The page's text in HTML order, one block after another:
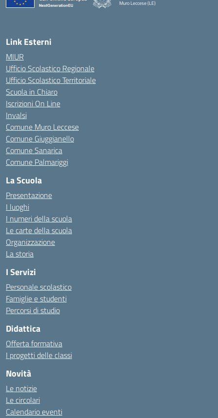
Muro Leccese (LE)
Link Esterni
MIUR
Ufficio Scolastico Regionale
Ufficio Scolastico Territoriale
Scuola in Chiaro
Iscrizioni On Line
Invalsi
Comune Muro Leccese
Comune Giuggianello
Comune Sanarica
Comune Palmariggi
La Scuola
Presentazione
I luoghi
I numeri della scuola
Le carte della scuola
Organizzazione
La storia
I Servizi
Personale scolastico
Famiglie e studenti
Percorsi di studio
Didattica
Offerta formativa
I progetti delle classi
Novità
Le notizie
Le circolari
Calendario eventi